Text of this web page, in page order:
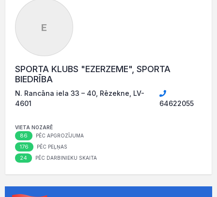
E
SPORTA KLUBS "EZERZEME", SPORTA
BIEDRĪBA
N. Rancāna iela 33 – 40, Rēzekne, LV-
4601
64622055
VIETA NOZARĒ
86 PĒC APGROZĪJUMA
176 PĒC PEĻŅAS
24 PĒC DARBINIEKU SKAITA